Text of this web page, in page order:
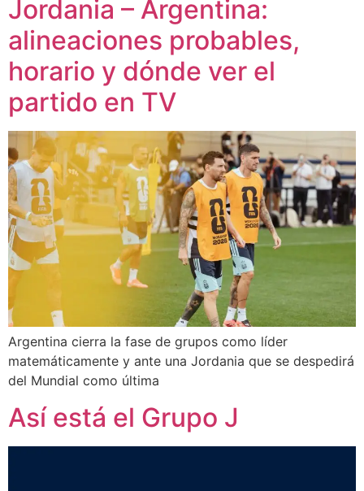
Jordania – Argentina:
alineaciones probables,
horario y dónde ver el
partido en TV
Argentina cierra la fase de grupos como líder
matemáticamente y ante una Jordania que se despedirá
del Mundial como última
Así está el Grupo J